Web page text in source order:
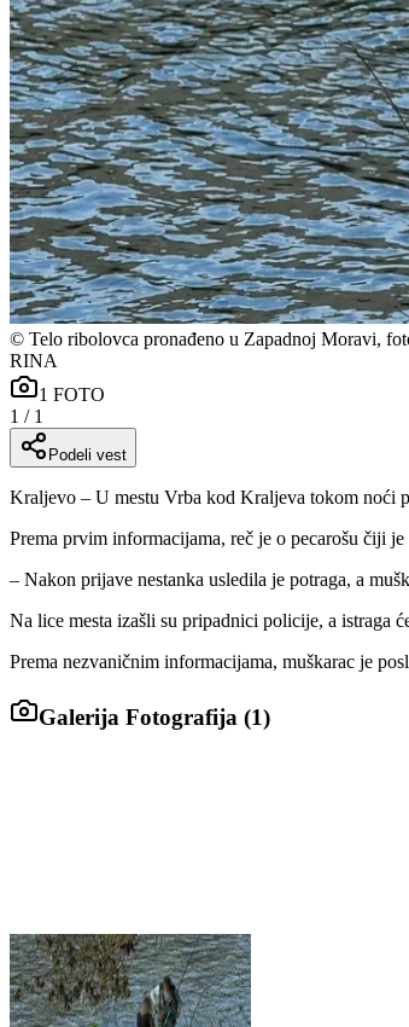
© Telo ribolovca pronađeno u Zapadnoj Moravi,
RINA
1 FOTO
1 / 1
Podeli vest
Kraljevo – U mestu Vrba kod Kraljeva tokom noći
Prema prvim informacijama, reč je o pecarošu čiji
– Nakon prijave nestanka usledila je potraga, a
Na lice mesta izašli su pripadnici policije, a istraga
Prema nezvaničnim informacijama, muškarac je
Galerija Fotografija (1)